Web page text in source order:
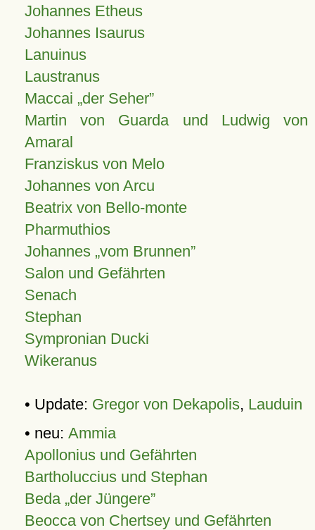
Johannes Etheus
Johannes Isaurus
Lanuinus
Laustranus
Maccai „der Seher”
Martin von Guarda und Ludwig von
Amaral
Franziskus von Melo
Johannes von Arcu
Beatrix von Bello-monte
Pharmuthios
Johannes vom Brunnen
Salon und Gefährten
Senach
Stephan
Sympronian Ducki
Wikeranus
• Update: Gregor von Dekapolis, Lauduin
• neu: Ammia
Apollonius und Gefährten
Bartholuccius und Stephan
Beda „der Jüngere”
Beocca von Chertsey und Gefährten